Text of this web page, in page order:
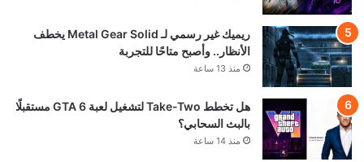
ريميك غير رسمي لـ Metal Gear Solid يخطف
الأنظار.. وأصبح متاحًا للتجربة
منذ 13 ساعة
هل تخطط Take-Two لتشغيل لعبة GTA 6 مستقبلًا
بالبث السحابي؟
منذ 14 ساعة